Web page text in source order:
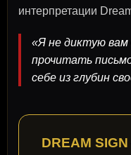
интерпретации
«Я не диктую
прочитать
себе из глубин
DREAM